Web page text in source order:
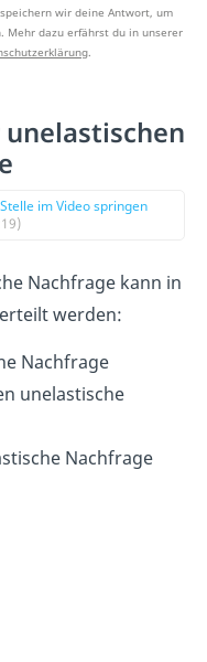
speichern wir deine Antwort, um
Mehr dazu erfährst du in unserer
unelastischen
Stelle im Video springen
Nachfrage kann in
werden:
Nachfrage
unelastische
Nachfrage